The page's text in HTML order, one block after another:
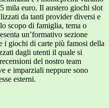
mila euro. Il austero giochi slot
da tanti provider diversi e
scopo di famiglia, tema o
un’formativo sezione
i giochi di carte più famosi della
dagli utenti il quale si
del nostro team
e imparziali neppure sono
esterni.